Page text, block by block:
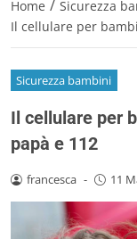
Home / Sicurezza
Il cellulare per
Sicurezza bambini
Il cellulare per
papà e 112
francesca - 11